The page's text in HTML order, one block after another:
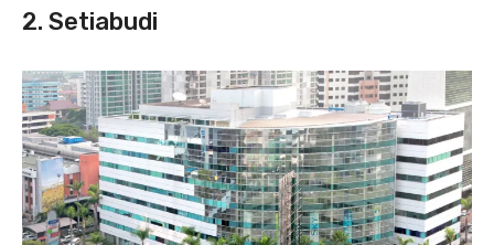
2. Setiabudi